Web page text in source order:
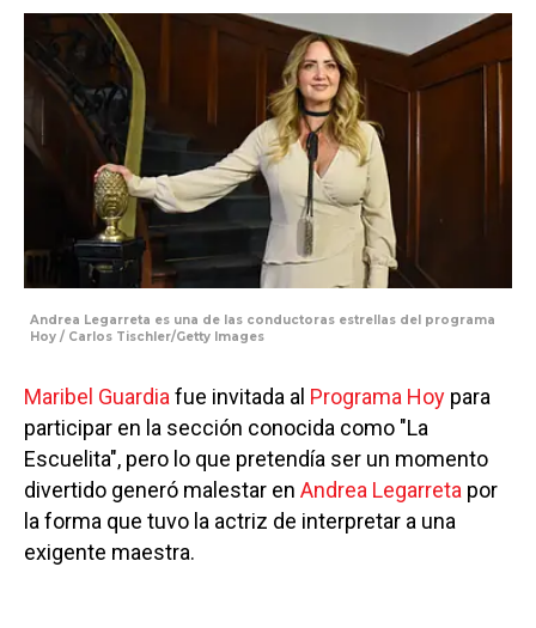
Andrea Legarreta es una de las conductoras estrellas del programa
Hoy / Carlos Tischler/Getty Images
Maribel Guardia fue invitada al Programa Hoy para
participar en la sección conocida como "La
Escuelita", pero lo que pretendía ser un momento
divertido generó malestar en Andrea Legarreta por
la forma que tuvo la actriz de interpretar a una
exigente maestra.